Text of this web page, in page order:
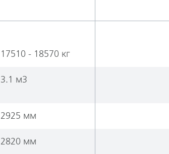
17510 - 18570 кг
3.1 м3
2925 мм
2820 мм